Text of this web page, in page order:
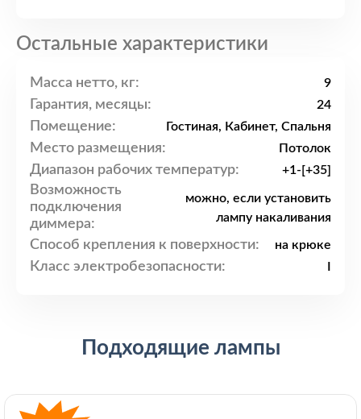
Остальные характеристики
Масса нетто, кг: 9
Гарантия, месяцы: 24
Помещение: Гостиная, Кабинет, Спальня
Место размещения: Потолок
Диапазон рабочих температур: +1-[+35]
Возможность
подключения
диммера:
можно, если установить
лампу накаливания
Способ крепления к поверхности: на крюке
Класс электробезопасности:
Подходящие лампы